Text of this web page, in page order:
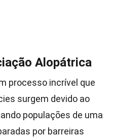
Alopátrica
processo incrível que
surgem devido ao
populações de uma
por barreiras